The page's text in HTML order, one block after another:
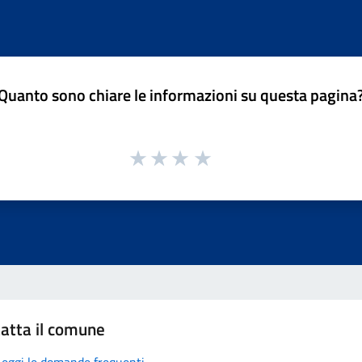
sono chiare le informazioni su questa
il comune